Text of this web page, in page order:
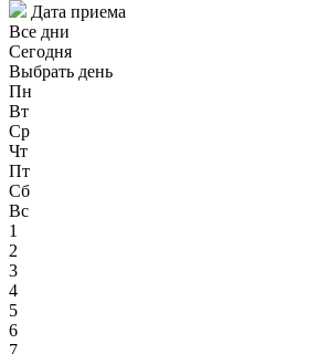
Дата приема
Все дни
Сегодня
Выбрать день
Пн
Вт
Ср
Чт
Пт
Сб
Вс
1
2
3
4
5
6
7